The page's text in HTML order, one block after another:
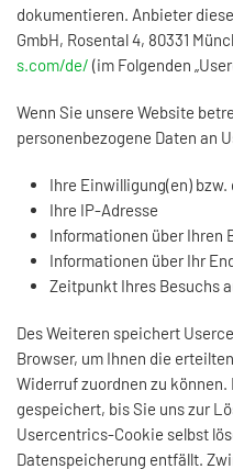
dokumentieren. Anbieter
GmbH, Rosental 4, 80331
s.com/de/ (im Folgenden
Wenn Sie unsere Website
personenbezogene Daten an
Ihre Einwilligung(en)
Ihre IP-Adresse
Informationen über Ihren
Informationen über Ihr
Zeitpunkt Ihres Besuchs
Des Weiteren speichert
Browser, um Ihnen die
Widerruf zuordnen zu
gespeichert, bis Sie uns zur
Usercentrics-Cookie selbst
Datenspeicherung entfällt.